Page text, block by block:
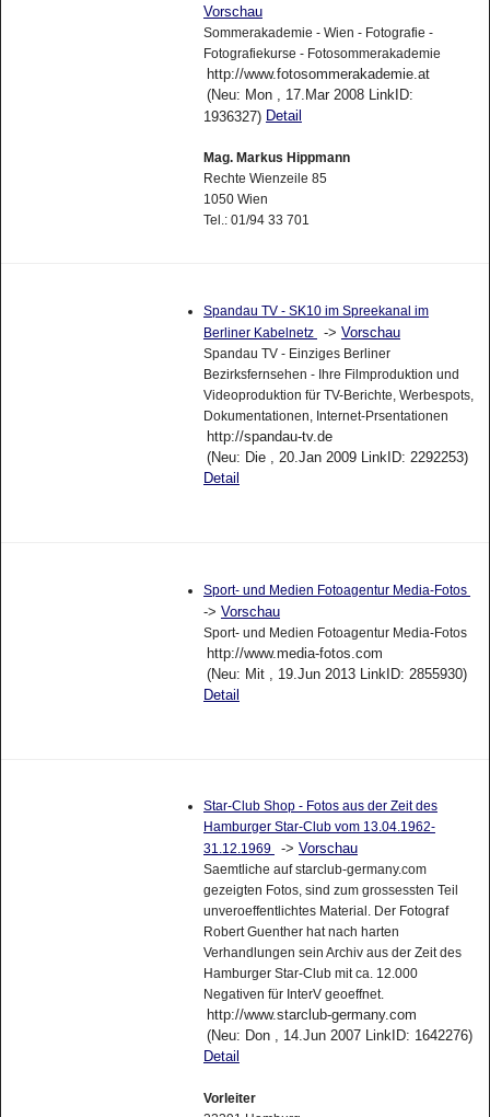
Vorschau
Sommerakademie - Wien - Fotografie -
Fotografiekurse - Fotosommerakademie
http://www.fotosommerakademie.at
(Neu: Mon , 17.Mar 2008 LinkID:
1936327) Detail
Mag. Markus Hippmann
Rechte Wienzeile 85
1050 Wien
Tel.: 01/94 33 701
Spandau TV - SK10 im Spreekanal im
Berliner Kabelnetz
-> Vorschau
Spandau TV - Einziges Berliner
Bezirksfernsehen - Ihre Filmproduktion und
Videoproduktion für TV-Berichte, Werbespots,
Dokumentationen, Internet-Prsentationen
http://spandau-tv.de
(Neu: Die , 20.Jan 2009 LinkID: 2292253)
Detail
Sport- und Medien Fotoagentur Media-Fotos
-> Vorschau
Sport- und Medien Fotoagentur Media-Fotos
http://www.media-fotos.com
(Neu: Mit , 19.Jun 2013 LinkID: 2855930)
Detail
Star-Club Shop - Fotos aus der Zeit des
Hamburger Star-Club vom 13.04.1962-
31.12.1969
-> Vorschau
Saemtliche auf starclub-germany.com
gezeigten Fotos, sind zum grossessten Teil
unveroeffentlichtes Material. Der Fotograf
Robert Guenther hat nach harten
Verhandlungen sein Archiv aus der Zeit des
Hamburger Star-Club mit ca. 12.000
Negativen für InterV geoeffnet.
http://www.starclub-germany.com
(Neu: Don , 14.Jun 2007 LinkID: 1642276)
Detail
Vorleiter